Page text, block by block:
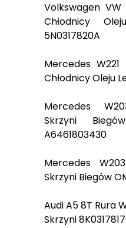
Volkswagen
Chłodnicy
5N0317820A
Mercedes
Chłodnicy Oleju
Mercedes
Skrzyni
A6461803430
Mercedes
Skrzyni Biegów
Audi A5 8T Rura
Skrzyni